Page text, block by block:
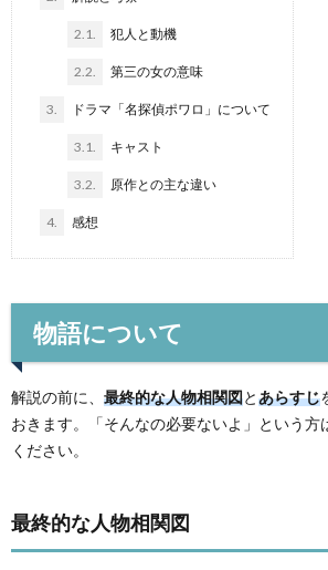
2.1. 犯人と動機
2.2. 第三の女の意味
3. ドラマ「名探偵ポワロ」について
3.1. キャスト
3.2. 原作との主な違い
4. 感想
物語について
解説の前に、 最終的な人物相関図とあらすじ
おきます。「そんなの必要ないよ」という方
ください。
最終的な人物相関図